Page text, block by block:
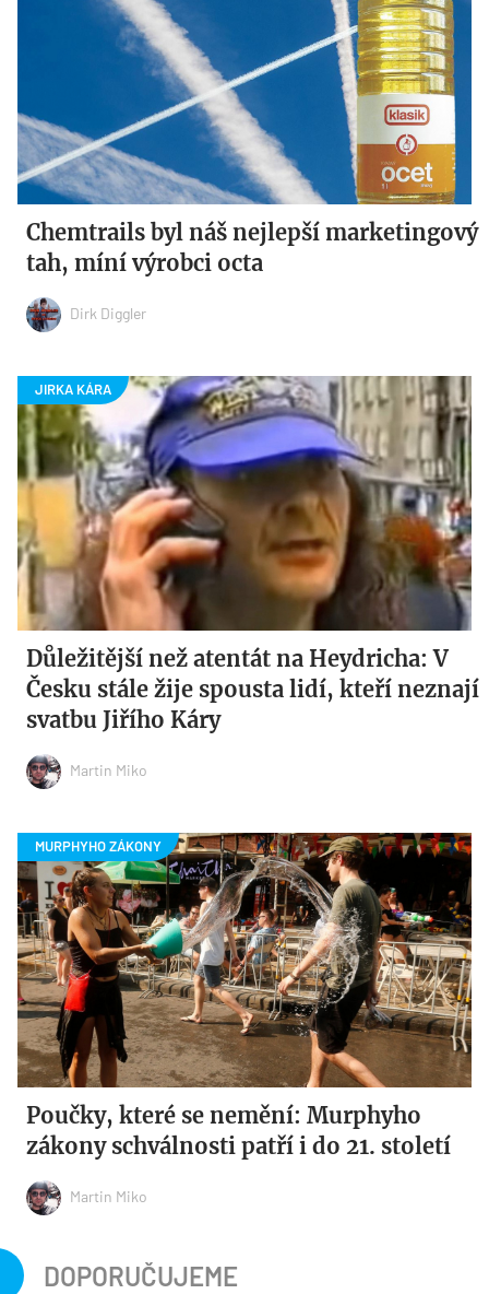
Chemtrails byl náš nejlepší marketingový
tah, míní výrobci octa
Dirk Diggler
Důležitější než atentát na Heydricha: V
Česku stále žije spousta lidí, kteří neznají
svatbu Jiřího Káry
Martin Miko
Poučky, které se nemění: Murphyho
zákony schválnosti patří i do 21. století
Martin Miko
DOPORUČUJEME